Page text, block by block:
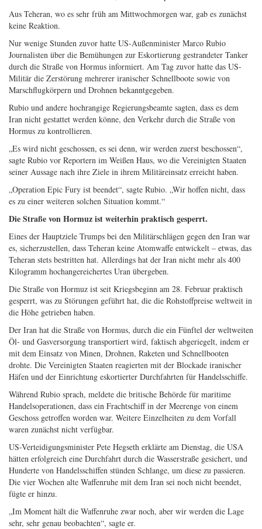
Aus Teheran, wo es sehr früh am Mittwochmorgen war, gab es zunächst
keine Reaktion.
Nur wenige Stunden zuvor hatte US-Außenminister Marco Rubio
Journalisten über die Bemühungen zur Eskortierung gestrandeter Tanker
durch die Straße von Hormus informiert. Am Tag zuvor hatte das US-
Militär die Zerstörung mehrerer iranischer Schnellboote sowie von
Marschflugkörpern und Drohnen bekanntgegeben.
Rubio und andere hochrangige Regierungsbeamte sagten, dass es dem
Iran nicht gestattet werden könne, den Verkehr durch die Straße von
Hormus zu kontrollieren.
„Es wird nicht geschossen, es sei denn, wir werden zuerst beschossen“,
sagte Rubio vor Reportern im Weißen Haus, wo die Vereinigten Staaten
seiner Aussage nach ihre Ziele in ihrem Militäreinsatz erreicht haben.
„Operation Epic Fury ist beendet“, sagte Rubio. „Wir hoffen nicht, dass
es zu einer weiteren solchen Situation kommt.“
Die Straße von Hormuz ist weiterhin praktisch gesperrt.
Eines der Hauptziele Trumps bei den Militärschlägen gegen den Iran war
es, sicherzustellen, dass Teheran keine Atomwaffe entwickelt – etwas, das
Teheran stets bestritten hat. Allerdings hat der Iran nicht mehr als 400
Kilogramm hochangereichertes Uran übergeben.
Die Straße von Hormuz ist seit Kriegsbeginn am 28. Februar praktisch
gesperrt, was zu Störungen geführt hat, die die Rohstoffpreise weltweit in
die Höhe getrieben haben.
Der Iran hat die Straße von Hormus, durch die ein Fünftel der weltweiten
Öl- und Gasversorgung transportiert wird, faktisch abgeriegelt, indem er
mit dem Einsatz von Minen, Drohnen, Raketen und Schnellbooten
drohte. Die Vereinigten Staaten reagierten mit der Blockade iranischer
Häfen und der Einrichtung eskortierter Durchfahrten für Handelsschiffe.
Während Rubio sprach, meldete die britische Behörde für maritime
Handelsoperationen, dass ein Frachtschiff in der Meerenge von einem
Geschoss getroffen worden war. Weitere Einzelheiten zu dem Vorfall
waren zunächst nicht verfügbar.
US-Verteidigungsminister Pete Hegseth erklärte am Dienstag, die USA
hätten erfolgreich eine Durchfahrt durch die Wasserstraße gesichert, und
Hunderte von Handelsschiffen stünden Schlange, um diese zu passieren.
Die vier Wochen alte Waffenruhe mit dem Iran sei noch nicht beendet,
fügte er hinzu.
„Im Moment hält die Waffenruhe zwar noch, aber wir werden die Lage
sehr, sehr genau beobachten“, sagte er.